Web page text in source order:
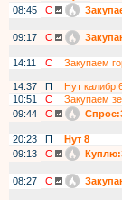
08:45
С
09:17
С
14:11
С
Закупаем
14:37
П Нут калибр
10:51
С
Закупаем
09:44
С
20:23
П Нут 8
09:13
С
08:27
С